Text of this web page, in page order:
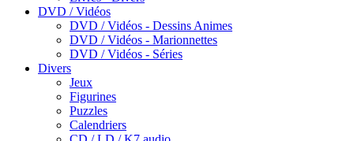
DVD / Vidéos
DVD / Vidéos - Dessins Animes
DVD / Vidéos - Marionnettes
DVD / Vidéos - Séries
Divers
Jeux
Figurines
Puzzles
Calendriers